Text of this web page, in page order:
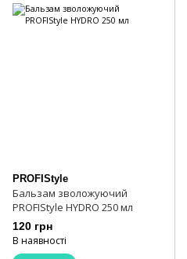
PROFIStyle
Бальзам зволожуючий
PROFIStyle HYDRO 250 мл
120 грн
В наявності